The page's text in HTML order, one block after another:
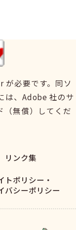
が必要です。同ソ
は、Adobe 社のサ
（無償）してくだ
リンク集
トポリシー・
バシーポリシー